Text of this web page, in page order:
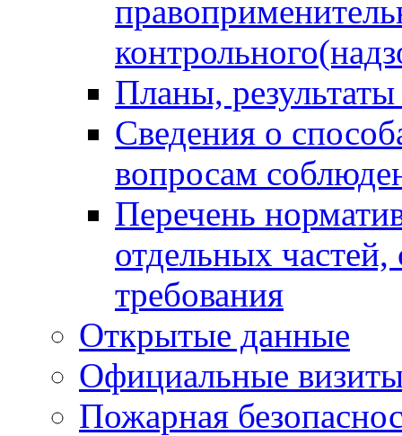
Планы,
Сведения о
вопросам
Перечень
отдельных
требования
Открытые данные
Официальные
Пожарная